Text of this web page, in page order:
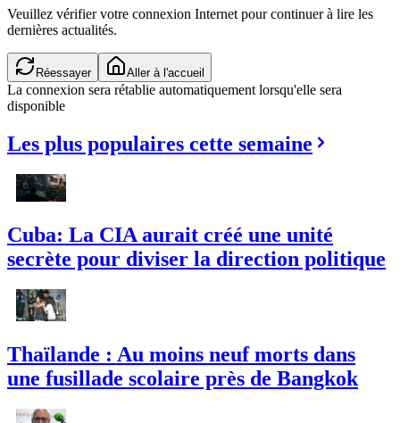
Veuillez vérifier votre connexion Internet pour continuer à lire les
dernières actualités.
Réessayer Aller à l'accueil
La connexion sera rétablie automatiquement lorsqu'elle sera
disponible
Les plus populaires cette semaine
Cuba: La CIA aurait créé une unité
secrète pour diviser la direction politique
Thaïlande : Au moins neuf morts dans
une fusillade scolaire près de Bangkok